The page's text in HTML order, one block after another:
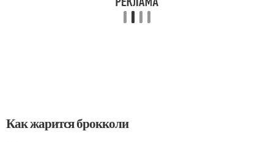
Как жарится брокколи